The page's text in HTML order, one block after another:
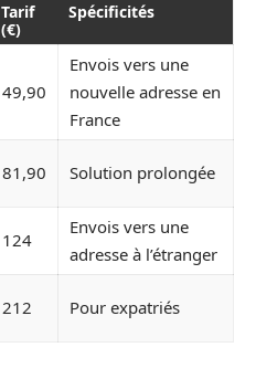
Tarif
(€)
Spécificités
49,90
Envois vers une
nouvelle adresse en
France
81,90 Solution prolongée
124
Envois vers une
adresse à l’étranger
212 Pour expatriés